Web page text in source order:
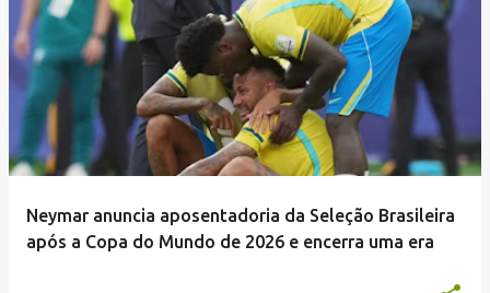
Neymar anuncia aposentadoria da Seleção Brasileira
após a Copa do Mundo de 2026 e encerra uma era